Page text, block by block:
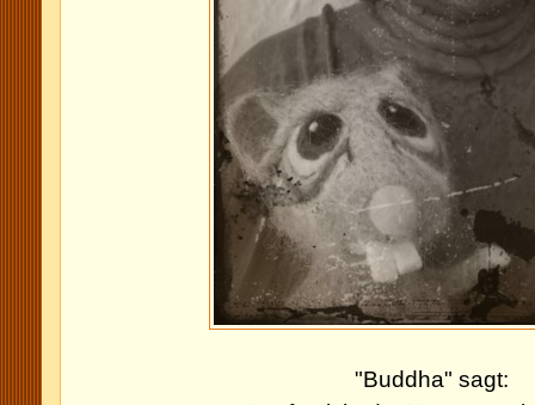
"Buddha" sagt: